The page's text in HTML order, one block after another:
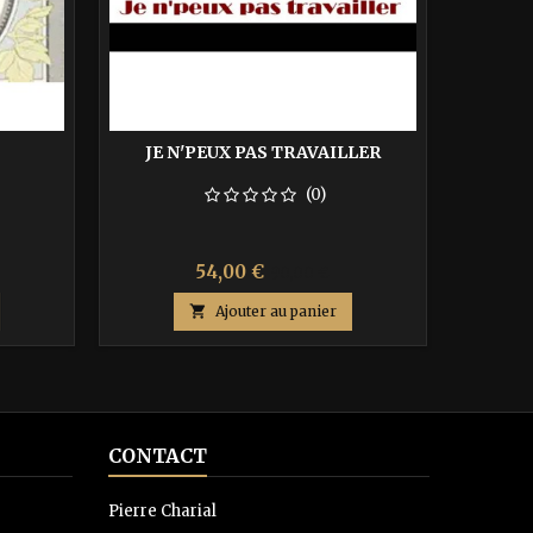
JE N'PEUX PAS TRAVAILLER
(0)
Prix
54,00 €
base
 Ajouter au panier
CONTACT
Pierre Charial